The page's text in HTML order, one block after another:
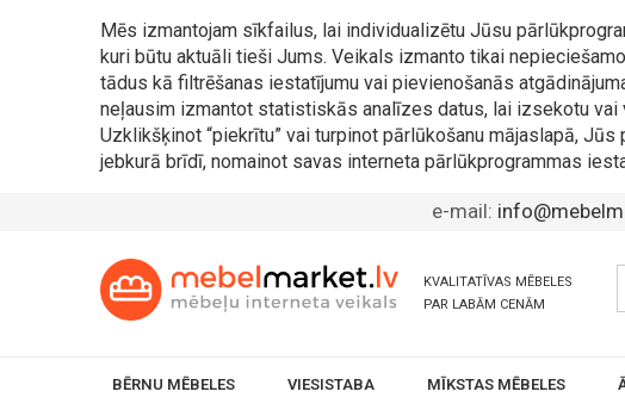
Mēs izmantojam sīkfailus, lai individualizētu Jūsu
kuri būtu aktuāli tieši Jums. Veikals izmanto tikai
tādus kā filtrēšanas iestatījumu vai pievienošanās
neļausim izmantot statistiskās analīzes datus, lai izsekotu
Uzklikšķinot “piekrītu” vai turpinot pārlūkošanu mājaslapā,
jebkurā brīdī, nomainot savas interneta pārlūkprogrammas
e-mail:
KVALITATĪVAS MĒBELES
PAR LABĀM CENĀM
BĒRNU MĒBELES VIESISTABA MĪKSTAS MĒBELES